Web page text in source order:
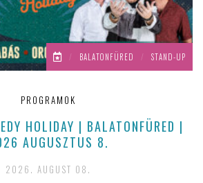
/ BALATONFÜRED / STAND-UP
PROGRAMOK
HOLIDAY | BALATONFÜRED |
AUGUSZTUS 8.
2026. AUGUST 08.